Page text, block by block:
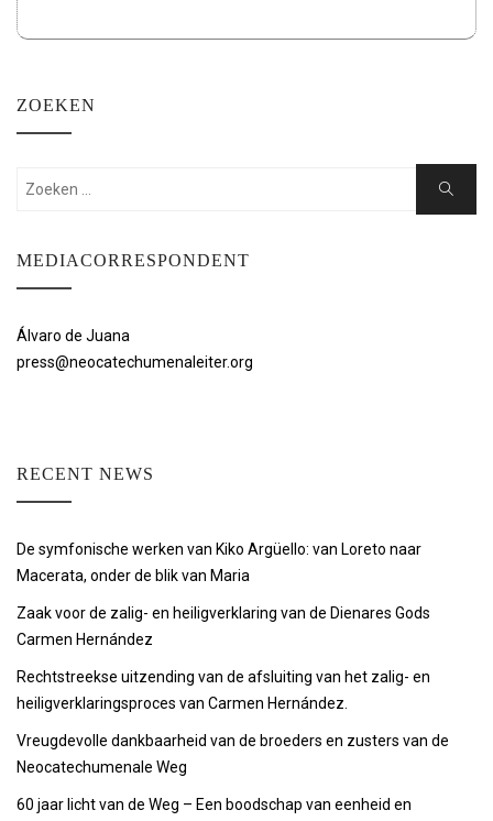
ZOEKEN
Zoeken:
Zoeken
MEDIACORRESPONDENT
Álvaro de Juana
press@neocatechumenaleiter.org
RECENT NEWS
De symfonische werken van Kiko Argüello: van Loreto naar
Macerata, onder de blik van Maria
Zaak voor de zalig- en heiligverklaring van de Dienares Gods
Carmen Hernández
Rechtstreekse uitzending van de afsluiting van het zalig- en
heiligverklaringsproces van Carmen Hernández.
Vreugdevolle dankbaarheid van de broeders en zusters van de
Neocatechumenale Weg
60 jaar licht van de Weg – Een boodschap van eenheid en